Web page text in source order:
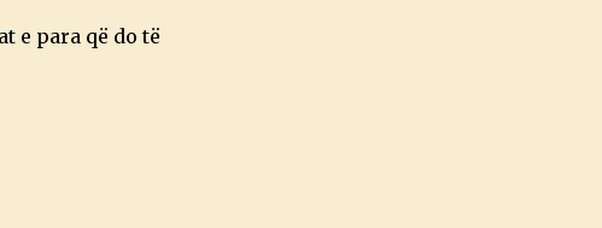
e para që do të